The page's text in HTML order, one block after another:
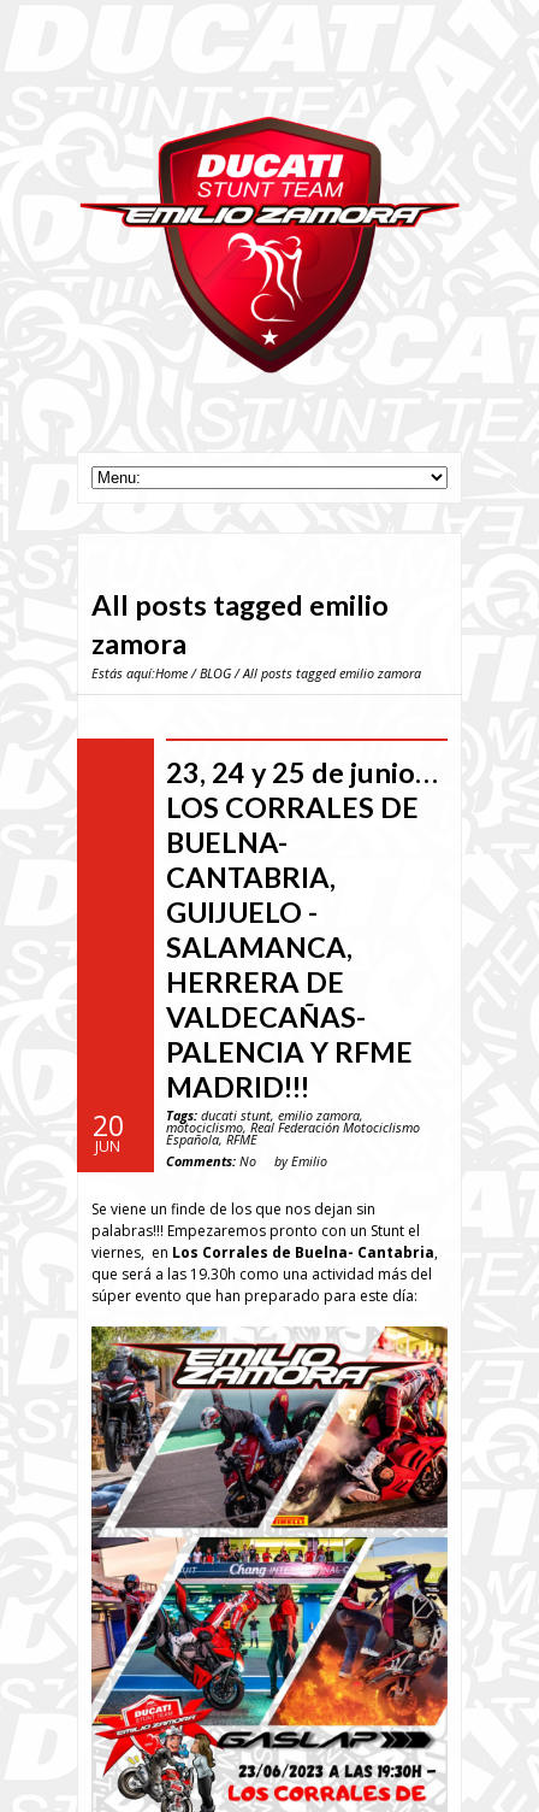
All posts tagged emilio
zamora
Estás aquí:Home/BLOG/ All posts tagged emilio zamora
20
JUN
23, 24 y 25 de junio…
LOS CORRALES DE
BUELNA-
CANTABRIA,
GUIJUELO -
SALAMANCA,
HERRERA DE
VALDECAÑAS-
PALENCIA Y RFME
MADRID!!!
Tags: ducati stunt, emilio zamora,
motociclismo, Real Federación Motociclismo
Española, RFME
Comments: No by Emilio
Se viene un finde de los que nos dejan sin
palabras!!! Empezaremos pronto con un Stunt el
viernes, en Los Corrales de Buelna- Cantabria,
que será a las 19.30h como una actividad más del
súper evento que han preparado para este día: